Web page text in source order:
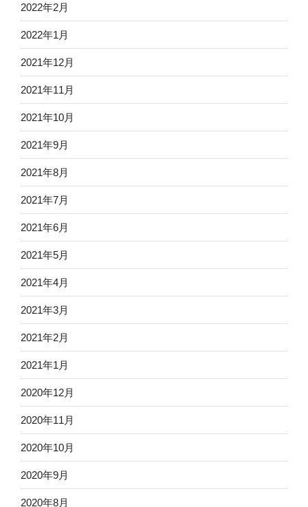
2022年2月
2022年1月
2021年12月
2021年11月
2021年10月
2021年9月
2021年8月
2021年7月
2021年6月
2021年5月
2021年4月
2021年3月
2021年2月
2021年1月
2020年12月
2020年11月
2020年10月
2020年9月
2020年8月